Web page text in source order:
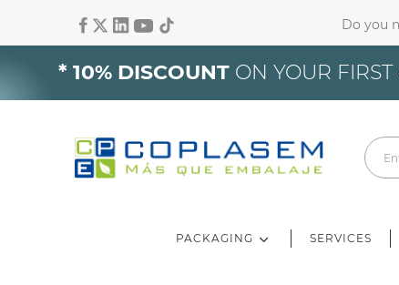
Do you
* 10% DISCOUNT ON YOUR
PACKAGING SERVICES